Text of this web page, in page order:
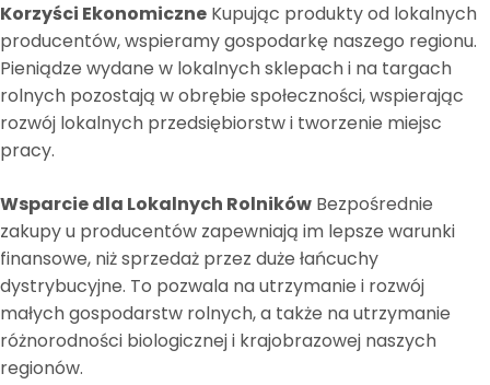
Korzyści Ekonomiczne Kupując produkty od lokalnych
producentów, wspieramy gospodarkę naszego regionu.
Pieniądze wydane w lokalnych sklepach i na targach
rolnych pozostają w obrębie społeczności, wspierając
rozwój lokalnych przedsiębiorstw i tworzenie miejsc
pracy.
Wsparcie dla Lokalnych Rolników Bezpośrednie
zakupy u producentów zapewniają im lepsze warunki
finansowe, niż sprzedaż przez duże łańcuchy
dystrybucyjne. To pozwala na utrzymanie i rozwój
małych gospodarstw rolnych, a także na utrzymanie
różnorodności biologicznej i krajobrazowej naszych
regionów.